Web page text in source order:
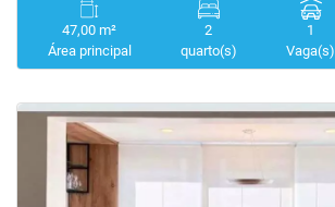
47,00 m²
Área principal
2
quarto(s)
1
Vaga(s)
<<<<